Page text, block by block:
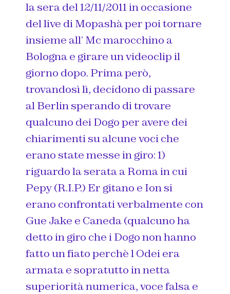
la sera del 12/11/2011 in occasione
del live di Mopashà per poi tornare
insieme all’ Mc marocchino a
Bologna e girare un videoclip il
giorno dopo. Prima però,
trovandosì lì, decidono di passare
al Berlin sperando di trovare
qualcuno dei Dogo per avere dei
chiarimenti su alcune voci che
erano state messe in giro: 1)
riguardo la serata a Roma in cui
Pepy (R.I.P.) Er gitano e Ion si
erano confrontati verbalmente con
Gue Jake e Caneda (qualcuno ha
detto in giro che i Dogo non hanno
fatto un fiato perchè l Odei era
armata e sopratutto in netta
superiorità numerica, voce falsa e